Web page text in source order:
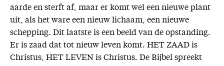
aarde en sterft af, maar er komt wel een nieuwe plant
uit, als het ware een nieuw lichaam, een nieuwe
schepping. Dit laatste is een beeld van de opstanding.
Er is zaad dat tot nieuw leven komt. HET ZAAD is
Christus, HET LEVEN is Christus. De Bijbel spreekt